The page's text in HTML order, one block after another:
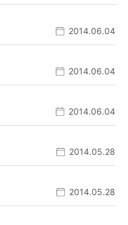
2014.06.04
2014.06.04
2014.06.04
2014.05.28
2014.05.28